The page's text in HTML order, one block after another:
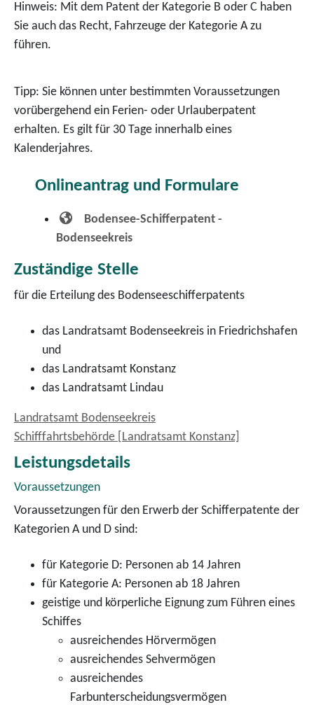
Hinweis: Mit dem Patent der Kategorie B oder C haben
Sie auch das Recht, Fahrzeuge der Kategorie A zu
führen.
Tipp: Sie können unter bestimmten Voraussetzungen
vorübergehend ein Ferien- oder Urlauberpatent
erhalten. Es gilt für 30 Tage innerhalb eines
Kalenderjahres.
Onlineantrag und Formulare
Bodensee-Schifferpatent -
Bodenseekreis
Zuständige Stelle
für die Erteilung des Bodenseeschifferpatents
das Landratsamt Bodenseekreis in Friedrichshafen
und
das Landratsamt Konstanz
das Landratsamt Lindau
Landratsamt Bodenseekreis
Schifffahrtsbehörde [Landratsamt Konstanz]
Leistungsdetails
Voraussetzungen
Voraussetzungen für den Erwerb der Schifferpatente der
Kategorien A und D sind:
für Kategorie D: Personen ab 14 Jahren
für Kategorie A: Personen ab 18 Jahren
geistige und körperliche Eignung zum Führen eines
Schiffes
ausreichendes Hörvermögen
ausreichendes Sehvermögen
ausreichendes
Farbunterscheidungsvermögen